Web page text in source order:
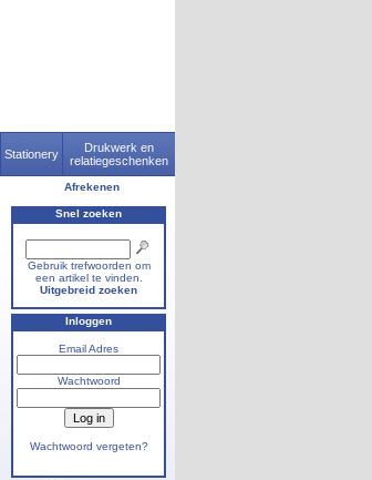
Stationery
Drukwerk en
relatiegeschenken
Afrekenen
Snel zoeken
Gebruik trefwoorden om
een artikel te vinden.
Uitgebreid zoeken
Inloggen
Email Adres
Wachtwoord
Wachtwoord vergeten?